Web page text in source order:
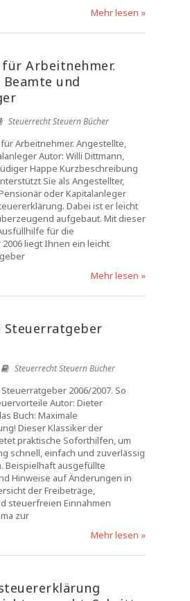
Mehr lesen »
für Arbeitnehmer.
und
Steuerrecht Steuern Bücher
Arbeitnehmer. Angestellte,
Autor: Willi Dittmann,
Happe Kurzbeschreibung
Sie als Angestellter,
oder Kapitalanleger
Dabei ist er leicht
aufgebaut. Mit dieser
für die
liegt Ihnen ein leicht
Mehr lesen »
Steuerratgeber
Steuerrecht Steuern Bücher
2006/2007. So
Autor: Dieter
Buch: Maximale
Dieser Klassiker der
praktische Soforthilfen, um
schnell, einfach und zuverlässig
Beispielhaft ausgefüllte
Hinweise auf Änderungen in
der Freibeträge,
steuerfreien Einnahmen
zur
Mehr lesen »